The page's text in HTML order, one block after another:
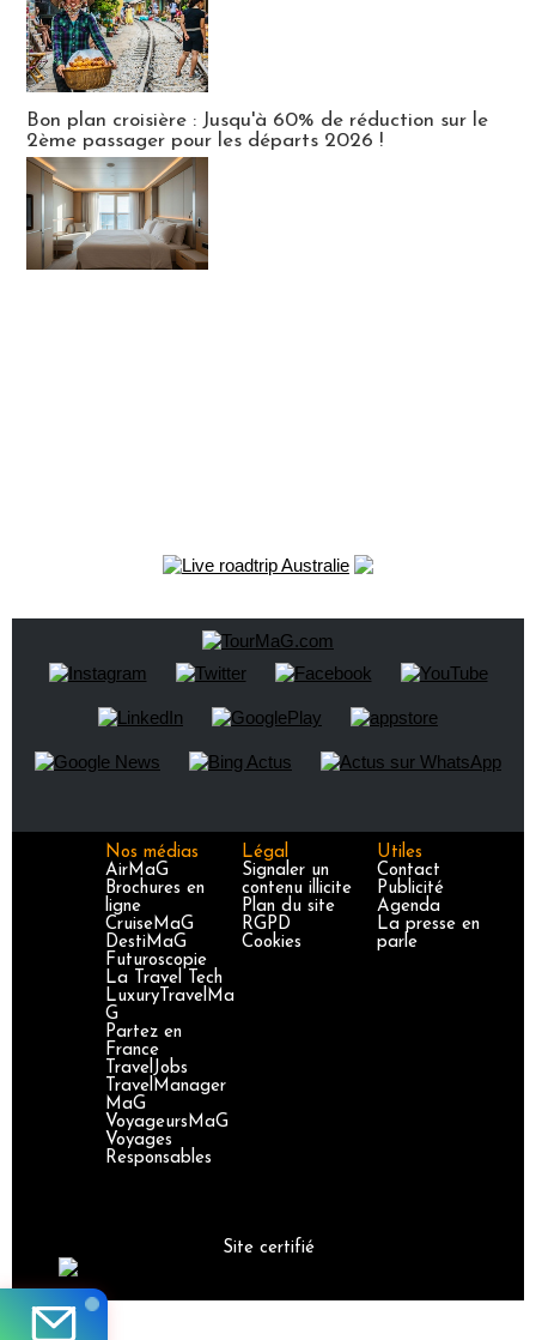
Bon plan croisière : Jusqu'à 60% de réduction sur le
2ème passager pour les départs 2026 !
Nos médias
AirMaG
Brochures en
ligne
CruiseMaG
DestiMaG
Futuroscopie
La Travel Tech
LuxuryTravelMa
G
Partez en
France
TravelJobs
TravelManager
MaG
VoyageursMaG
Voyages
Responsables
Légal
Signaler un
contenu illicite
Plan du site
RGPD
Cookies
Utiles
Contact
Publicité
Agenda
La presse en
parle
Site certifié